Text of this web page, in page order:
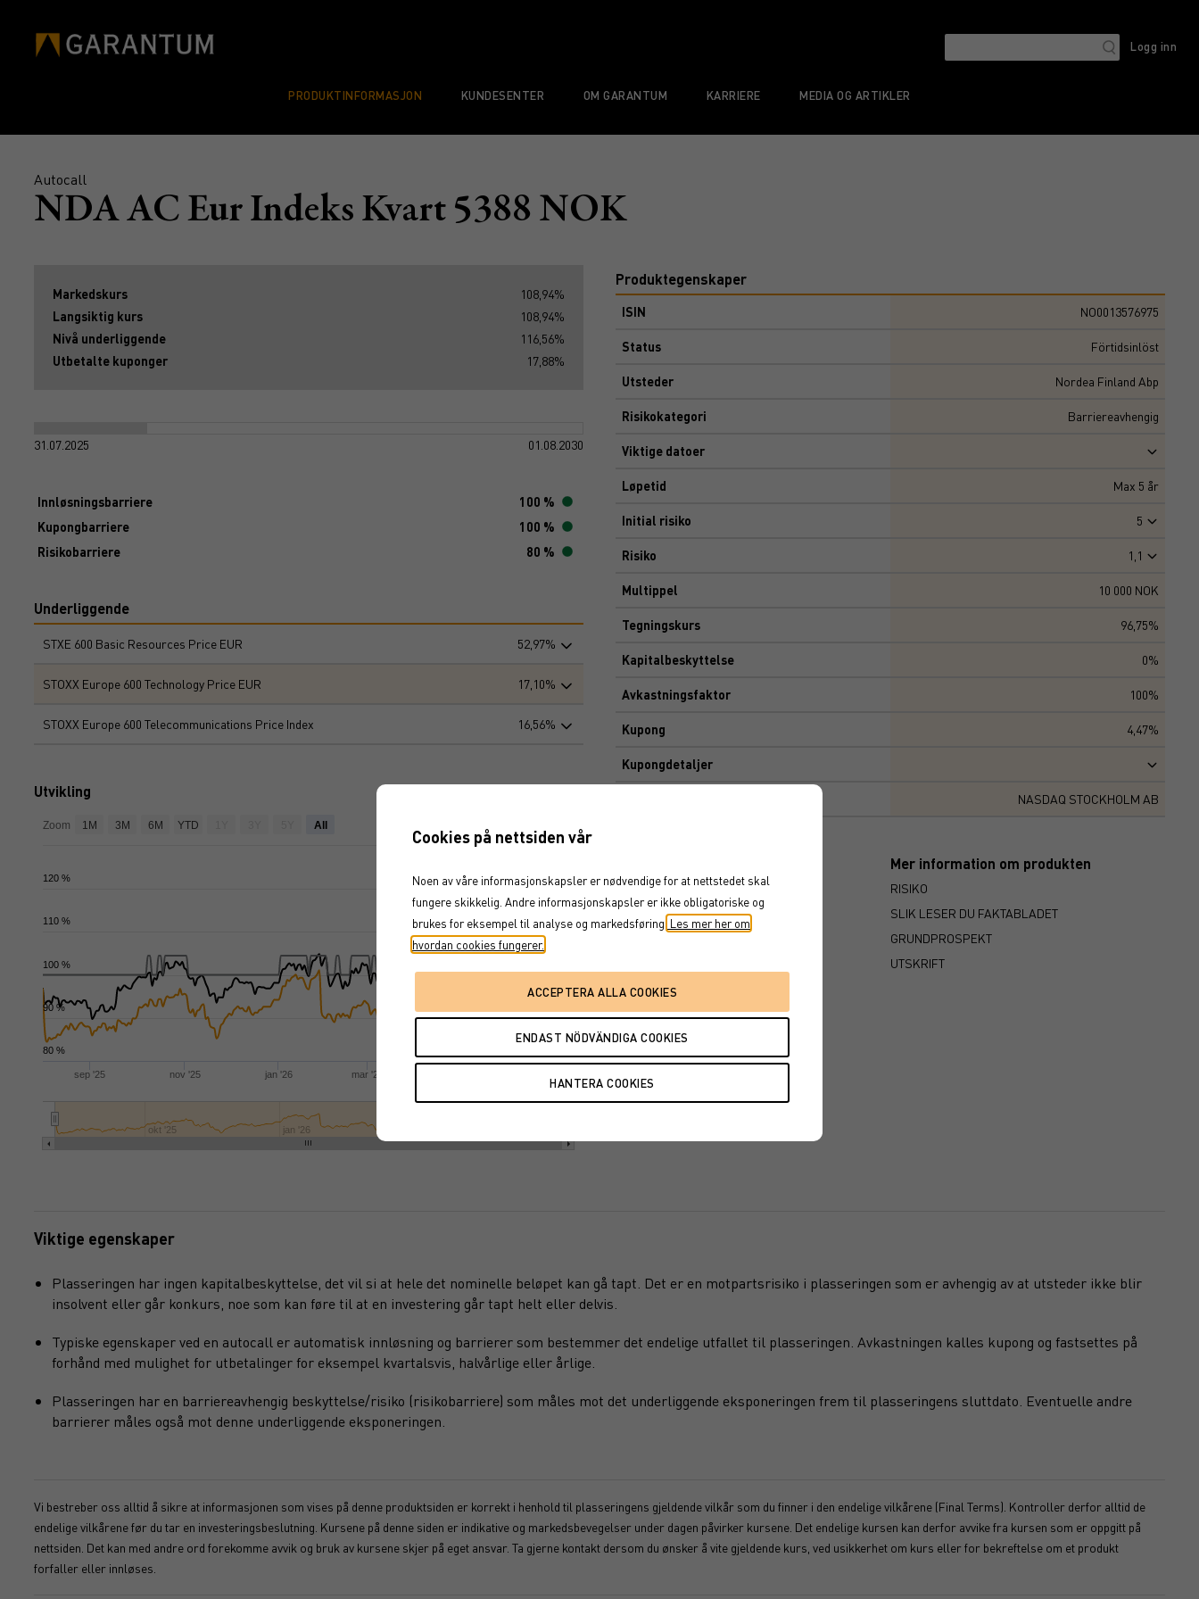
Logg inn
PRODUKTINFORMASJON KUNDESENTER OM GARANTUM KARRIERE MEDIA OG ARTIKLER
Autocall
NDA AC Eur Indeks Kvart 5388 NOK
Markedskurs
108,94%
Langsiktig kurs
108,94%
Nivå underliggende
116,56%
Utbetalte kuponger
17,88%
31.07.2025 01.08.2030
Innløsningsbarriere
100 %
Kupongbarriere
100 %
Risikobarriere
80 %
Underliggende
STXE 600 Basic Resources Price EUR 52,97%
STOXX Europe 600 Technology Price EUR 17,10%
STOXX Europe 600 Telecommunications Price Index 16,56%
Utvikling
sep '25 nov '25 jan '26 mar '26
okt '25 jan '26
80 %
90 %
100 %
110 %
120 %
Zoom 1M 3M 6M YTD All
Produktegenskaper
ISIN NO0013576975
Status Förtidsinlöst
Utsteder Nordea Finland Abp
Risikokategori Barriereavhengig
Viktige datoer
Løpetid Max 5 år
Initial risiko 5
Risiko 1,1
Multippel 10 000 NOK
Tegningskurs 96,75%
Kapitalbeskyttelse 0%
Avkastningsfaktor 100%
Kupong 4,47%
Kupongdetaljer
NASDAQ STOCKHOLM AB
FÖRFALLOVILLKOR
Mer information om produkten
RISIKO
SLIK LESER DU FAKTABLADET
GRUNDPROSPEKT
UTSKRIFT
Viktige egenskaper
Plasseringen har ingen kapitalbeskyttelse, det vil si at hele det nominelle beløpet kan gå tapt. Det er en motpartsrisiko i plasseringen som er avhengig av at utsteder ikke blir
insolvent eller går konkurs, noe som kan føre til at en investering går tapt helt eller delvis.
Typiske egenskaper ved en autocall er automatisk innløsning og barrierer som bestemmer det endelige utfallet til plasseringen. Avkastningen kalles kupong og fastsettes på
forhånd med mulighet for utbetalinger for eksempel kvartalsvis, halvårlige eller årlige.
Plasseringen har en barriereavhengig beskyttelse/risiko (risikobarriere) som måles mot det underliggende eksponeringen frem til plasseringens sluttdato. Eventuelle andre
barrierer måles også mot denne underliggende eksponeringen.
Vi bestreber oss alltid å sikre at informasjonen som vises på denne produktsiden er korrekt i henhold til plasseringens gjeldende vilkår som du finner i den endelige vilkårene (Final Terms). Kontroller derfor alltid de
endelige vilkårene før du tar en investeringsbeslutning. Kursene på denne siden er indikative og markedsbevegelser under dagen påvirker kursene. Det endelige kursen kan derfor avvike fra kursen som er oppgitt på
nettsiden. Det kan med andre ord forekomme avvik og bruk av kursene skjer på eget ansvar. Ta gjerne kontakt dersom du ønsker å vite gjeldende kurs, ved usikkerhet om kurs eller for bekreftelse om et produkt
forfaller eller innløses.
Cookies på nettsiden vår
Noen av våre informasjonskapsler er nødvendige for at nettstedet skal
fungere skikkelig. Andre informasjonskapsler er ikke obligatoriske og
brukes for eksempel til analyse og markedsføring. Les mer her om
hvordan cookies fungerer.